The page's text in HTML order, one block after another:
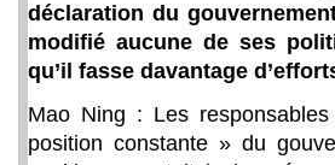
déclaration du
modifié aucune de ses
qu’il fasse davantage
Mao Ning : Les
position constante » du